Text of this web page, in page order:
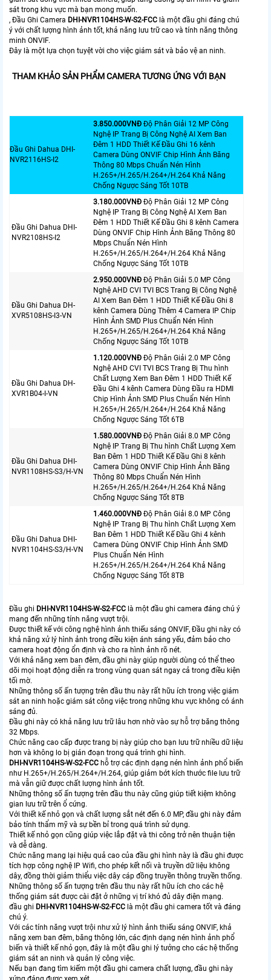
sát trong khu vực mà bạn mong muốn.
, Đầu Ghi Camera DHI-NVR1104HS-W-S2-FCC là một đầu ghi đáng chú
ý với chất lượng hình ảnh tốt, khả năng lưu trữ cao và tính năng thông
minh ONVIF.
Đây là một lựa chọn tuyệt vời cho việc giám sát và bảo vệ an ninh.
THAM KHẢO SẢN PHẨM CAMERA TƯƠNG ỨNG VỚI BẠN
Đầu Ghi Dahua DHI-
NVR2116HS-I2
3.850.000VNÐ Độ Phân Giải 12 MP Công
Nghệ IP Trang Bị Công Nghệ AI Xem Ban
Đêm 1 HDD Thiết Kế Đầu Ghi 16 kênh
Camera Dùng ONVIF Chip Hình Ảnh Băng
Thông 80 Mbps Chuẩn Nén Hình
H.265+/H.265/H.264+/H.264 Khả Năng
Chống Ngược Sáng Tốt 10TB
Đầu Ghi Dahua DHI-
NVR2108HS-I2
3.180.000VNÐ Độ Phân Giải 12 MP Công
Nghệ IP Trang Bị Công Nghệ AI Xem Ban
Đêm 1 HDD Thiết Kế Đầu Ghi 8 kênh Camera
Dùng ONVIF Chip Hình Ảnh Băng Thông 80
Mbps Chuẩn Nén Hình
H.265+/H.265/H.264+/H.264 Khả Năng
Chống Ngược Sáng Tốt 10TB
Đầu Ghi Dahua DH-
XVR5108HS-I3-VN
2.950.000VNÐ Độ Phân Giải 5.0 MP Công
Nghệ AHD CVI TVI BCS Trang Bị Công Nghệ
AI Xem Ban Đêm 1 HDD Thiết Kế Đầu Ghi 8
kênh Camera Dùng Thêm 4 Camera IP Chip
Hình Ảnh SMD Plus Chuẩn Nén Hình
H.265+/H.265/H.264+/H.264 Khả Năng
Chống Ngược Sáng Tốt 10TB
Đầu Ghi Dahua DH-
XVR1B04-I-VN
1.120.000VNÐ Độ Phân Giải 2.0 MP Công
Nghệ AHD CVI TVI BCS Trang Bị Thu hình
Chất Lượng Xem Ban Đêm 1 HDD Thiết Kế
Đầu Ghi 4 kênh Camera Dùng Đầu ra HDMI
Chip Hình Ảnh SMD Plus Chuẩn Nén Hình
H.265+/H.265/H.264+/H.264 Khả Năng
Chống Ngược Sáng Tốt 6TB
Đầu Ghi Dahua DHI-
NVR1108HS-S3/H-VN
1.580.000VNÐ Độ Phân Giải 8.0 MP Công
Nghệ IP Trang Bị Thu hình Chất Lượng Xem
Ban Đêm 1 HDD Thiết Kế Đầu Ghi 8 kênh
Camera Dùng ONVIF Chip Hình Ảnh Băng
Thông 80 Mbps Chuẩn Nén Hình
H.265+/H.265/H.264+/H.264 Khả Năng
Chống Ngược Sáng Tốt 8TB
Đầu Ghi Dahua DHI-
NVR1104HS-S3/H-VN
1.460.000VNÐ Độ Phân Giải 8.0 MP Công
Nghệ IP Trang Bị Thu hình Chất Lượng Xem
Ban Đêm 1 HDD Thiết Kế Đầu Ghi 4 kênh
Camera Dùng ONVIF Chip Hình Ảnh SMD
Plus Chuẩn Nén Hình
H.265+/H.265/H.264+/H.264 Khả Năng
Chống Ngược Sáng Tốt 8TB
Đầu ghi DHI-NVR1104HS-W-S2-FCC là một đầu ghi camera đáng chú ý
mang đến những tính năng vượt trội.
Được thiết kế với công nghệ hình ảnh thiếu sáng ONVIF, Đầu ghi này có
khả năng xử lý hình ảnh trong điều kiện ánh sáng yếu, đảm bảo cho
camera hoạt động ổn định và cho ra hình ảnh rõ nét.
Với khả năng xem ban đêm, đầu ghi này giúp người dùng có thể theo
dõi mọi hoạt động diễn ra trong vùng quan sát ngay cả trong điều kiện
tối mờ.
Những thông số ấn tượng trên đầu thu này rất hữu ích trong việc giám
sát an ninh hoặc giám sát công việc trong những khu vực không có ánh
sáng đủ.
Đầu ghi này có khả năng lưu trữ lâu hơn nhờ vào sự hỗ trợ băng thông
32 Mbps.
Chức năng cao cấp được trang bị này giúp cho bạn lưu trữ nhiều dữ liệu
hơn và không lo bị gián đoạn trong quá trình ghi hình.
DHI-NVR1104HS-W-S2-FCC hỗ trợ các định dạng nén hình ảnh phổ biến
như H.265+/H.265/H.264+/H.264, giúp giảm bớt kích thước file lưu trữ
mà vẫn giữ được chất lượng hình ảnh tốt.
Những thông số ấn tượng trên đầu thu này cũng giúp tiết kiệm không
gian lưu trữ trên ổ cứng.
Với thiết kế nhỏ gọn và chất lượng sắt nét đến 6.0 MP, đầu ghi này đảm
bảo tính thẩm mỹ và sự bền bỉ trong quá trình sử dụng.
Thiết kế nhỏ gọn cũng giúp việc lắp đặt và thi công trở nên thuận tiện
và dễ dàng.
Chức năng mang lại hiệu quả cao của đầu ghi hình này là đầu ghi được
tích hợp công nghệ IP Wifi, cho phép kết nối và truyền dữ liệu không
dây, đồng thời giảm thiểu việc dây cáp đồng truyền thông truyền thống.
Những thông số ấn tượng trên đầu thu này rất hữu ích cho các hệ
thống giám sát được cài đặt ở những vị trí khó đủ dây điện mạng.
đầu ghi DHI-NVR1104HS-W-S2-FCC là một đầu ghi camera tốt và đáng
chú ý.
Với các tính năng vượt trội như xử lý hình ảnh thiếu sáng ONVIF, khả
năng xem ban đêm, băng thông lớn, các định dạng nén hình ảnh phổ
biến và thiết kế nhỏ gọn, đây là một đầu ghi lý tưởng cho các hệ thống
giám sát an ninh và quản lý công việc.
Nếu bạn đang tìm kiếm một đầu ghi camera chất lượng, đầu ghi này